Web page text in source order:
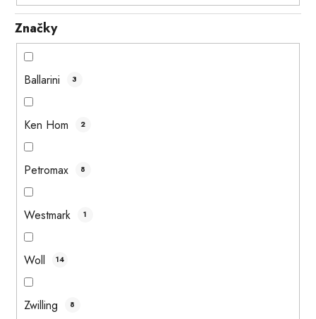
Značky
Ballarini 3
Ken Hom 2
Petromax 8
Westmark 1
Woll 14
Zwilling 8